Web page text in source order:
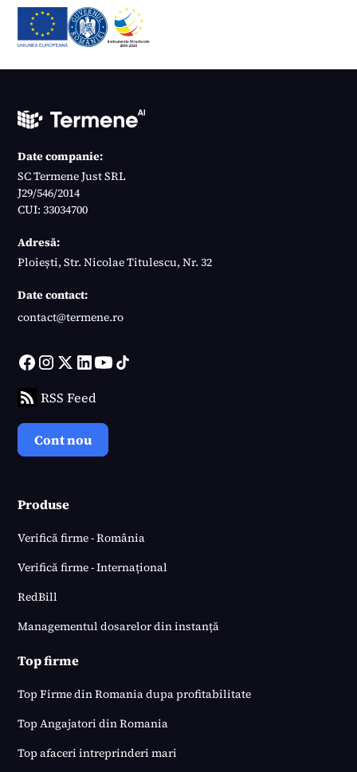
Date companie:
SC Termene Just SRL
J29/546/2014
CUI: 33034700
Adresă:
Ploiești, Str. Nicolae Titulescu, Nr. 32
Date contact:
contact@termene.ro
RSS Feed
Cont nou
Produse
Verifică firme - România
Verifică firme - Internațional
RedBill
Managementul dosarelor din instanță
Top firme
Top Firme din Romania dupa profitabilitate
Top Angajatori din Romania
Top afaceri intreprinderi mari